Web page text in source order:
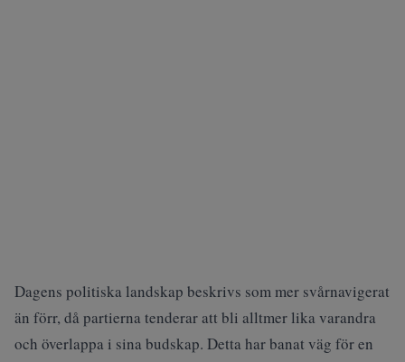
Dagens politiska landskap beskrivs som mer svårnavigerat
än förr, då partierna tenderar att bli alltmer lika varandra
och överlappa i sina budskap. Detta har banat väg för en